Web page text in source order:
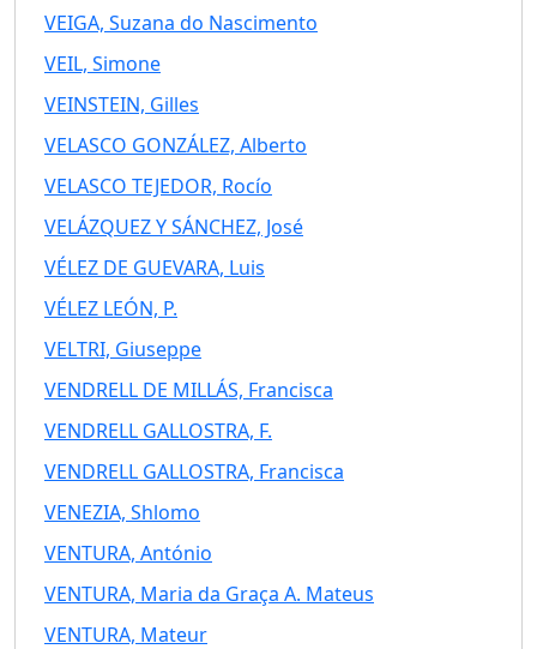
VEIGA, Suzana do Nascimento
VEIL, Simone
VEINSTEIN, Gilles
VELASCO GONZÁLEZ, Alberto
VELASCO TEJEDOR, Rocío
VELÁZQUEZ Y SÁNCHEZ, José
VÉLEZ DE GUEVARA, Luis
VÉLEZ LEÓN, P.
VELTRI, Giuseppe
VENDRELL DE MILLÁS, Francisca
VENDRELL GALLOSTRA, F.
VENDRELL GALLOSTRA, Francisca
VENEZIA, Shlomo
VENTURA, António
VENTURA, Maria da Graça A. Mateus
VENTURA, Mateur